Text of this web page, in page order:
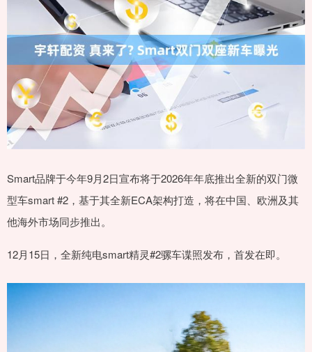
Smart品牌于今年9月2日宣布将于2026年年底推出全新的双门微
型车smart #2，基于其全新ECA架构打造，将在中国、欧洲及其
他海外市场同步推出。
12月15日，全新纯电smart精灵#2骡车谍照发布，首发在即。